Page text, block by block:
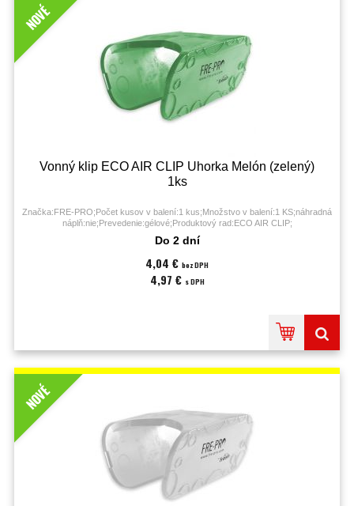
NOVÉ
Vonný klip ECO AIR CLIP Uhorka Melón (zelený)
1ks
Značka:FRE-PRO;Počet kusov v balení:1 kus;Množstvo v balení:1 KS;náhradná
náplň:nie;Prevedenie:gélové;Produktový rad:ECO AIR CLIP;
Do 2 dní
4,04 € bez DPH
4,97 € s DPH
NOVÉ